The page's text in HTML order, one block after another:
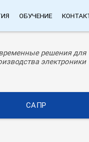
ОБУЧЕНИЕ
решения для
электроники
САПР